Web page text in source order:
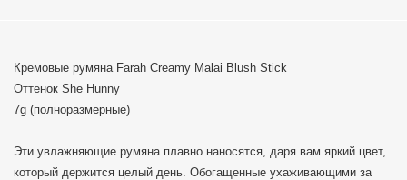
Кремовые румяна Farah Creamy Malai Blush Stick
Оттенок She Hunny
7g (полноразмерные)
Эти увлажняющие румяна плавно наносятся, даря вам яркий цвет,
который держится целый день. Обогащенные ухаживающими за